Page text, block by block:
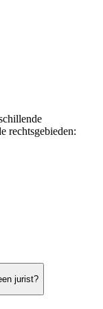
rechtsgebieden:
jurist?